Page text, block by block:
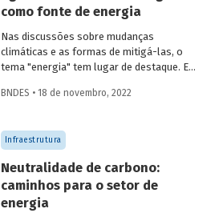
como fonte de energia
Nas discussões sobre mudanças
climáticas e as formas de mitigá-las, o
tema "energia" tem lugar de destaque. Em
agora, os resultados não têm se
aumento médio da temperatura do
planeta. É nesse contexto, em que as
e em que alcançar a neutralidade nas
emissões de carbono é fundamental, que
o hidrogênio ganha centralidade.
BNDES • 18 de novembro, 2022
Infraestrutura
Neutralidade de carbono:
caminhos para o setor de
energia